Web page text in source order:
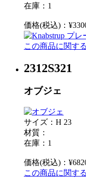
在庫：1
価格(税込)：
この商品に関す
2312S321
オブジェ
サイズ：H 23
材質：
在庫：1
価格(税込)：
この商品に関す